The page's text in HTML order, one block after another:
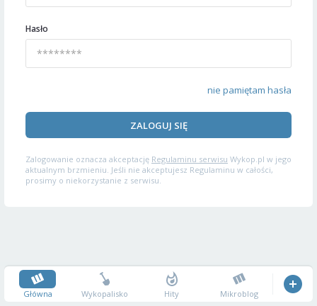
Hasło
nie pamiętam hasła
ZALOGUJ SIĘ
Zalogowanie oznacza akceptację Regulaminu serwisu Wykop.pl w jego
aktualnym brzmieniu. Jeśli nie akceptujesz Regulaminu w całości,
prosimy o niekorzystanie z serwisu.
Główna Wykopalisko Hity Mikroblog